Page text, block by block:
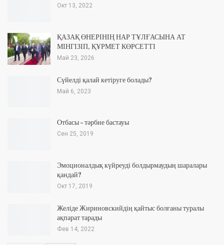
Окт 13, 2022
ҚАЗАҚ ӨНЕРІНІҢ НАР ТҰЛҒАСЫНА АТ
МІНГІЗІП, ҚҰРМЕТ КӨРСЕТТІ
Май 23, 2026
Сүйелді қалай кетіруге болады?
Май 6, 2023
Отбасы – тәрбие бастауы
Сен 25, 2019
Эмоционалдық күйреуді болдырмаудың шаралары
қандай?
Окт 17, 2019
Желіде Жириновскийдің қайтыс болғаны туралы
ақпарат тарады
Фев 14, 2022